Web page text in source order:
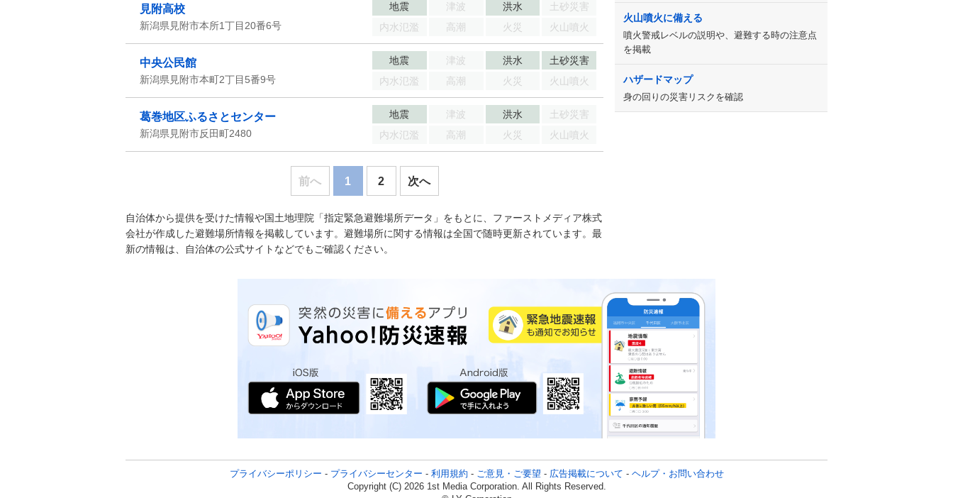
見附高校
新潟県見附市本所1丁目20番6号
地震 津波 洪水
土砂災害
内水氾濫
高潮 火災 火山噴火
中央公民館
新潟県見附市本町2丁目5番9号
地震 津波 洪水
土砂災害
内水氾濫
高潮 火災 火山噴火
葛巻地区ふるさとセンター
新潟県見附市反田町2480
地震 津波 洪水
土砂災害
内水氾濫
高潮 火災 火山噴火
前へ 1 2 次へ
自治体から提供を受けた情報や国土地理院「指定緊急避難場所データ」をもとに、ファーストメディア株式
会社が作成した避難場所情報を掲載しています。避難場所に関する情報は全国で随時更新されています。最
新の情報は、自治体の公式サイトなどでもご確認ください。
火山噴火に備える
噴火警戒レベルの説明や、避難する時の注意点
を掲載
ハザードマップ
身の回りの災害リスクを確認
プライバシーポリシー - プライバシーセンター - 利用規約 - ご意見・ご要望 - 広告掲載について - ヘルプ・お問い合わせ
Copyright (C) 2026 1st Media Corporation. All Rights Reserved.